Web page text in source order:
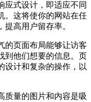
应式设计，即适应不同
。这将使你的网站在任
高用户留存率。
的页面布局能够让访客
到他们想要的信息。页
设计和复杂的操作，以
质量的图片和内容是吸